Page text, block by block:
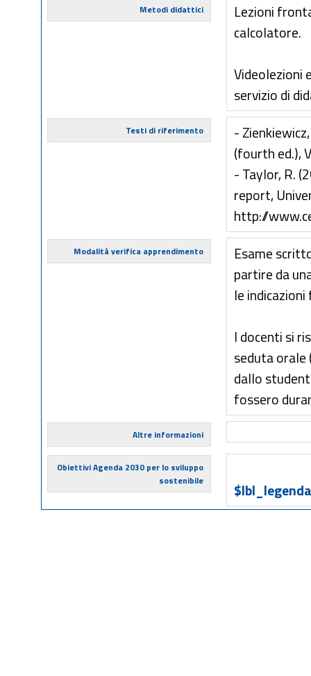
Metodi didattici
Lezioni
calcolatore.
Videolezioni
servizio di
Testi di riferimento
-
(fourth ed.),
- Taylor, R.
report,
http://
Modalità verifica apprendimento
Esame
partire da
le
I docenti si
seduta orale
dallo
fossero
Altre informazioni
Obiettivi Agenda 2030 per lo sviluppo
sostenibile